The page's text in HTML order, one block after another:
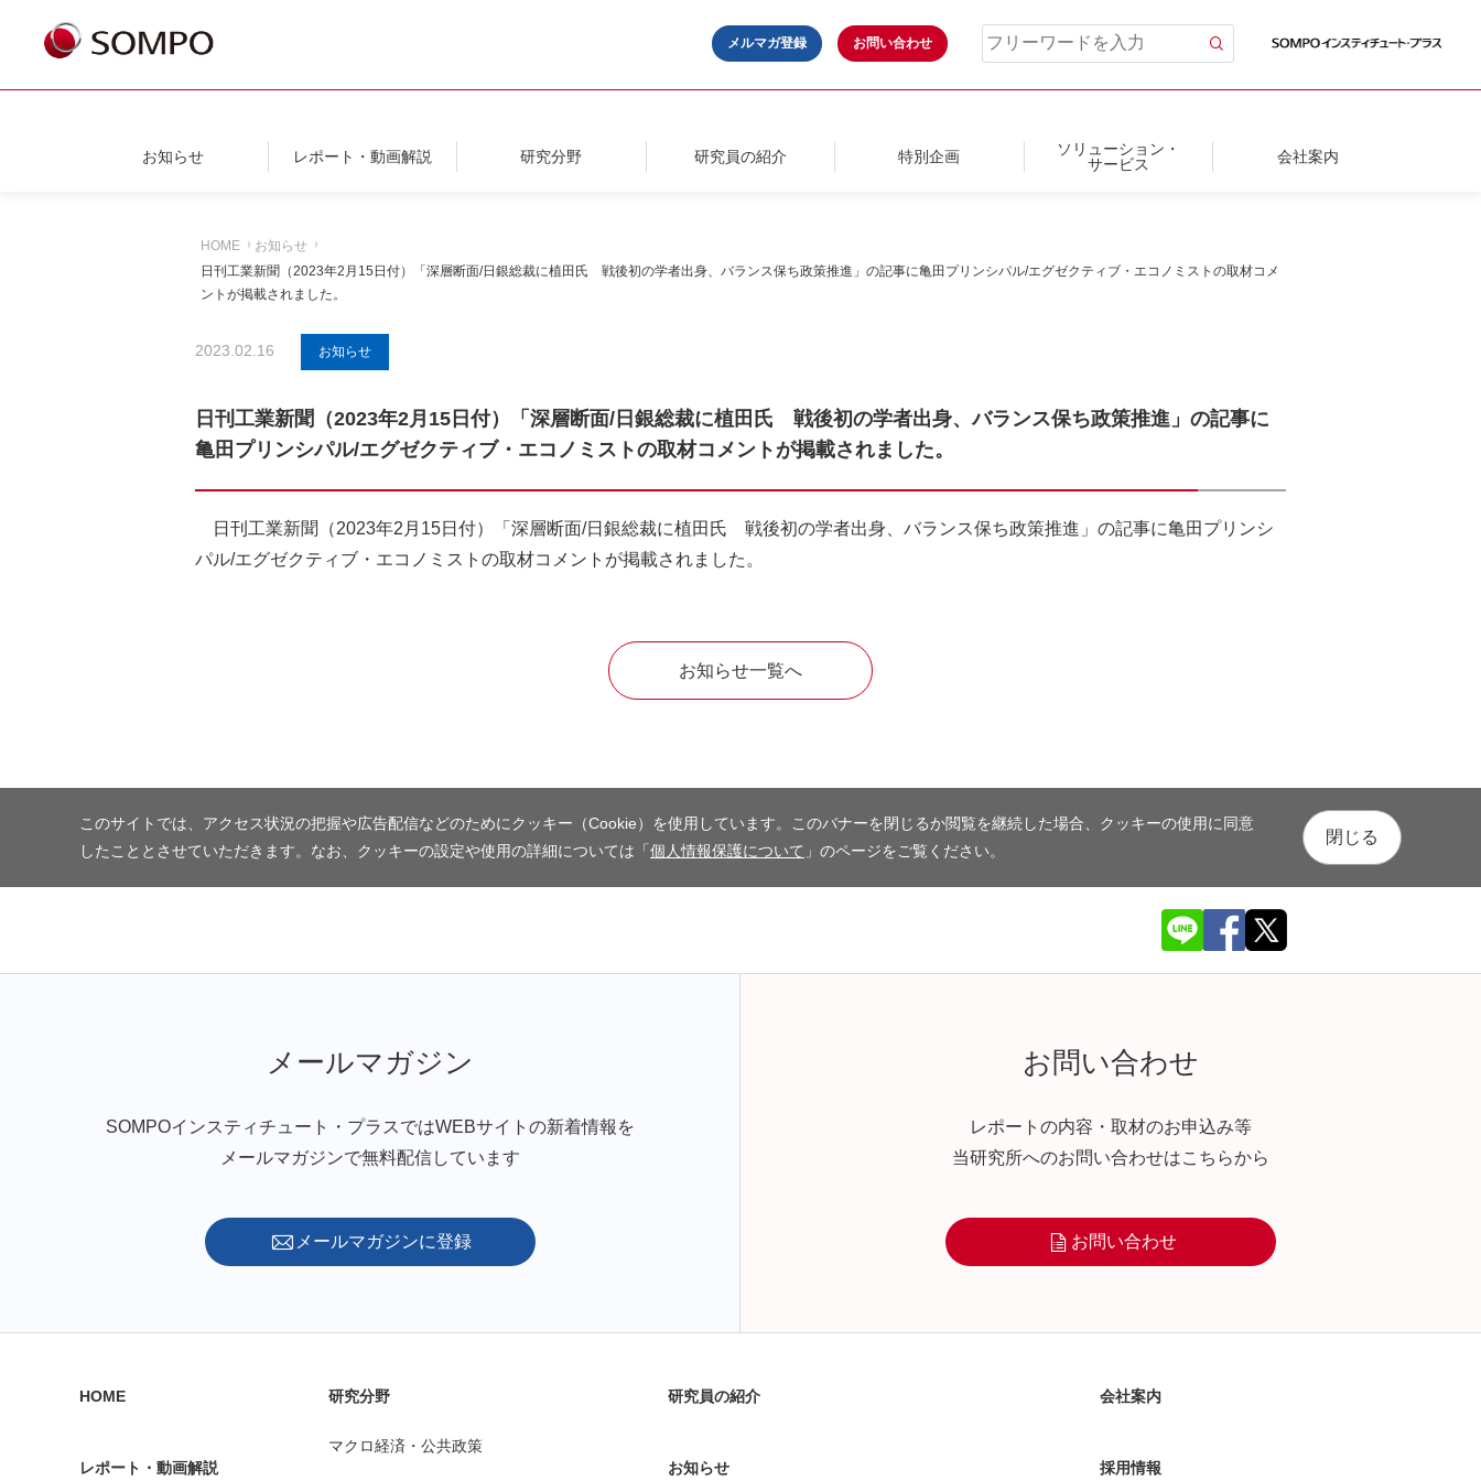
メルマガ登録 お問い合わせ
お知らせ レポート・動画解説 研究分野 研究員の紹介 特別企画
ソリューション・
サービス
会社案内
HOME
お知らせ
日刊工業新聞（2023年2月15日付）「深層断面/日銀総裁に植田氏 戦後初の学者出身、バランス保ち政策推進」の記事に亀田プリンシパル/エグゼクティブ・エコノミストの取材コメ
ントが掲載されました。
2023.02.16 お知らせ
日刊工業新聞（2023年2月15日付）「深層断面/日銀総裁に植田氏 戦後初の学者出身、バランス保ち政策推進」の記事に
亀田プリンシパル/エグゼクティブ・エコノミストの取材コメントが掲載されました。
日刊工業新聞（2023年2月15日付）「深層断面/日銀総裁に植田氏 戦後初の学者出身、バランス保ち政策推進」の記事に亀田プリンシ
パル/エグゼクティブ・エコノミストの取材コメントが掲載されました。
お知らせ一覧へ
このサイトでは、アクセス状況の把握や広告配信などのためにクッキー（Cookie）を使用しています。このバナーを閉じるか閲覧を継続した場合、クッキーの使用に同意
したこととさせていただきます。なお、クッキーの設定や使用の詳細については「 個人情報保護について 」のページをご覧ください。
閉じる
メールマガジン
SOMPOインスティチュート・プラスではWEBサイトの新着情報を
メールマガジンで無料配信しています
メールマガジンに登録
お問い合わせ
レポートの内容・取材のお申込み等
当研究所へのお問い合わせはこちらから
お問い合わせ
HOME
レポート・動画解説
研究分野
マクロ経済・公共政策
研究員の紹介
お知らせ
会社案内
採用情報